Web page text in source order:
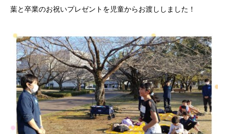
葉と卒業のお祝いプレゼントを児童からお渡ししました！